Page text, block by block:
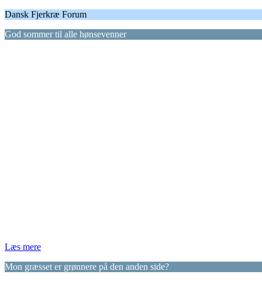
Dansk Fjerkræ Forum
God sommer til alle hønsevenner
Læs mere
Mon græsset er grønnere på den anden side?